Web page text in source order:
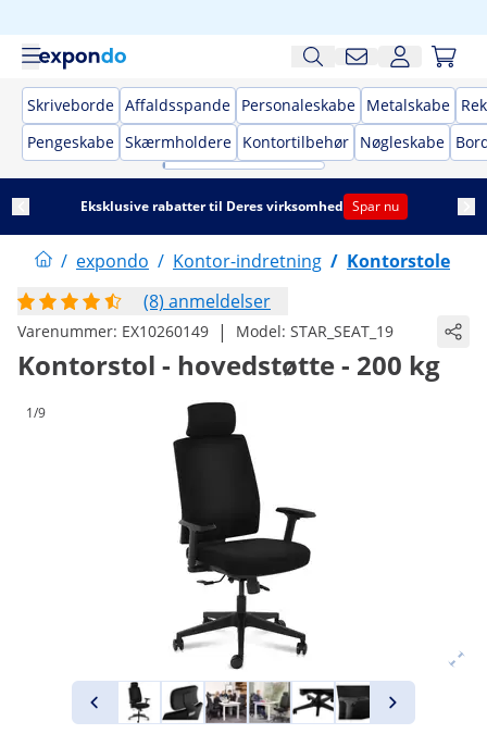
Skriveborde Affaldsspande Personaleskabe Metalskabe
Pengeskabe Skærmholdere Kontortilbehør Nøgleskabe
Eksklusive rabatter til Deres virksomhed Spar nu
/ expondo / Kontor-indretning / Kontorstole
(8) anmeldelser
Varenummer: EX10260149 | Model: STAR_SEAT_19
Kontorstol - hovedstøtte - 200 kg
1/9